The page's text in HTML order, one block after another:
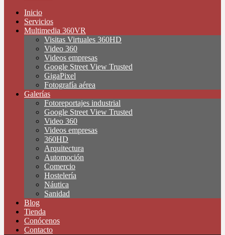
Inicio
Servicios
Multimedia 360VR
Visitas Virtuales 360HD
Video 360
Videos empresas
Google Street View Trusted
GigaPixel
Fotografía aérea
Galerías
Fotoreportajes industrial
Google Street View Trusted
Video 360
Videos empresas
360HD
Arquitectura
Automoción
Comercio
Hostelería
Náutica
Sanidad
Blog
Tienda
Conócenos
Contacto